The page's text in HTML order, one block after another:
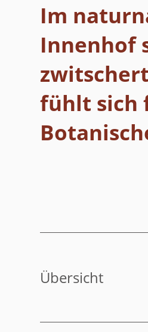
Im
Innenhof
fühlt sich
Übersicht